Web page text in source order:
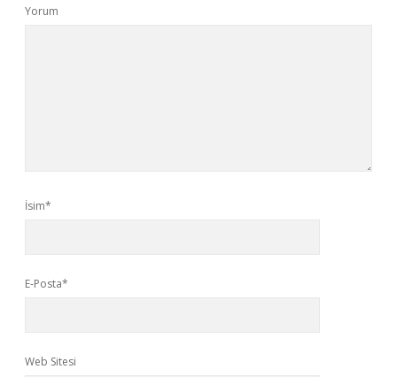
Yorum
İsim*
E-Posta*
Web Sitesi